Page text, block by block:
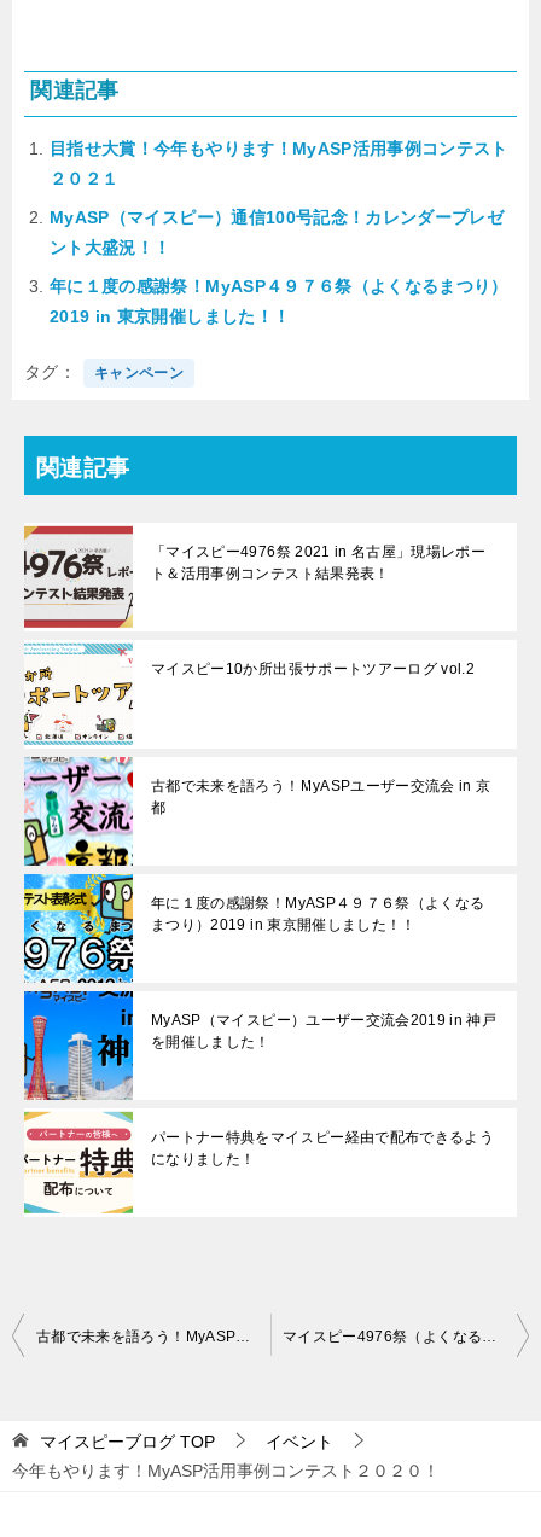
関連記事
目指せ大賞！今年もやります！MyASP活用事例コンテスト
２０２１
MyASP（マイスピー）通信100号記念！カレンダープレゼ
ント大盛況！！
年に１度の感謝祭！MyASP４９７６祭（よくなるまつり）
2019 in 東京開催しました！！
タグ キャンペーン
関連記事
「マイスピー4976祭 2021 in 名古屋」現場レポー
ト＆活用事例コンテスト結果発表！
マイスピー10か所出張サポートツアーログ vol.2
古都で未来を語ろう！MyASPユーザー交流会 in 京
都
年に１度の感謝祭！MyASP４９７６祭（よくなる
まつり）2019 in 東京開催しました！！
MyASP（マイスピー）ユーザー交流会2019 in 神戸
を開催しました！
パートナー特典をマイスピー経由で配布できるよう
になりました！
投
古都で未来を語ろう！MyASPユーザー交流会 in 京都 マイスピー4976祭（よくなるまつり）2020 in 名古屋＆活用事例コンテスト結果発表！
マイスピーブログ TOP
イベント
今年もやります！MyASP活用事例コンテスト２０２０！